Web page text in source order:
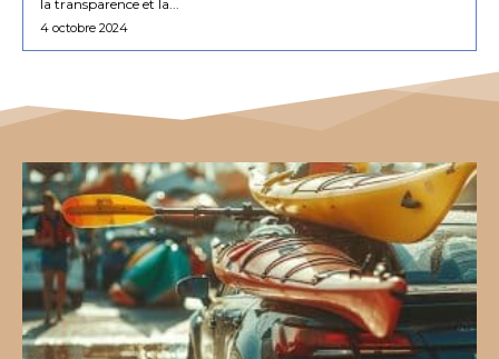
la transparence et la...
4 octobre 2024